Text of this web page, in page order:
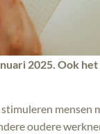
2025. Ook
mensen
oudere